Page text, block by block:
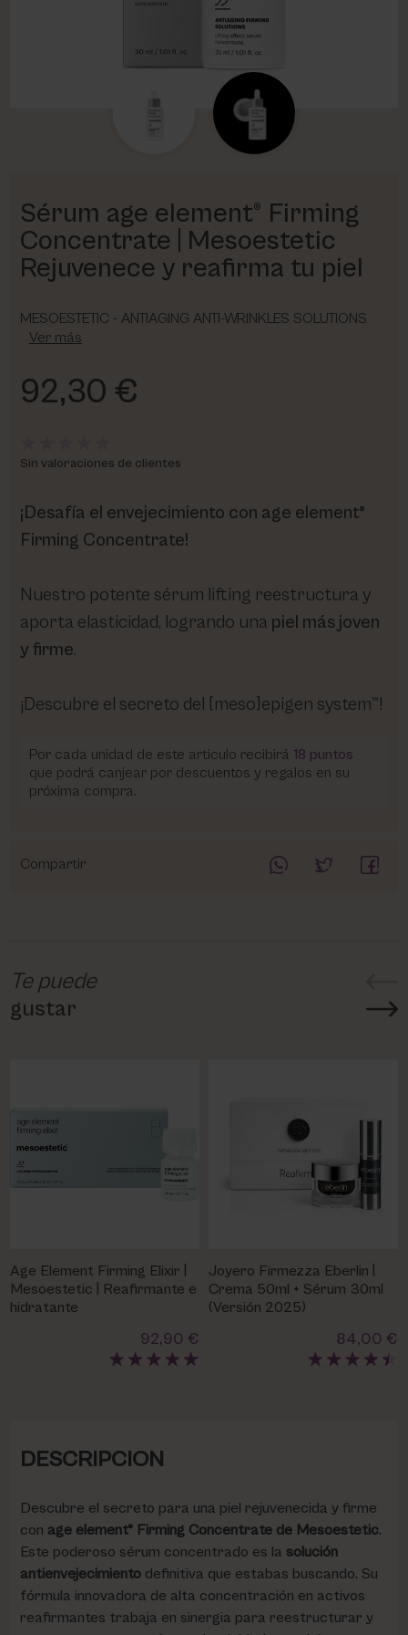
Sérum age element® Firming
Concentrate | Mesoestetic
Rejuvenece y reafirma tu piel
MESOESTETIC - ANTIAGING ANTI-WRINKLES SOLUTIONS
Ver más
92,30 €
Sin valoraciones de clientes
¡Desafía el envejecimiento con age element®
Firming Concentrate!
Nuestro potente sérum lifting reestructura y
aporta elasticidad, logrando una piel más joven
y firme.
¡Descubre el secreto del [meso]epigen system™!
Por cada unidad de este articulo recibirá 18 puntos
que podrá canjear por descuentos y regalos en su
próxima compra.
Compartir
Te puede
gustar
Age Element Firming Elixir |
Mesoestetic | Reafirmante e
hidratante
92,90 €
Joyero Firmezza Eberlin |
Crema 50ml + Sérum 30ml
(Versión 2025)
84,00 €
DESCRIPCION
Descubre el secreto para una piel rejuvenecida y firme
con age element® Firming Concentrate de Mesoestetic.
Este poderoso sérum concentrado es la solución
antienvejecimientodefinitiva que estabas buscando. Su
fórmula innovadora de alta concentración en activos
reafirmantes trabaja en sinergia para reestructurar y